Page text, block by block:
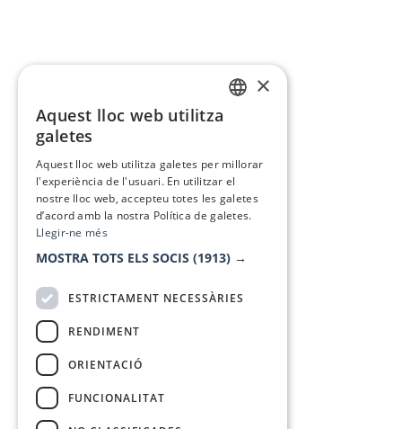
×
Aquest lloc web utilitza
galetes
Aquest lloc web utilitza galetes per millorar
l'experiència de l'usuari. En utilitzar el
nostre lloc web, accepteu totes les galetes
d’acord amb la nostra Política de galetes.
Llegir-ne més
MOSTRA TOTS ELS SOCIS (1913) →
ESTRICTAMENT NECESSÀRIES
RENDIMENT
ORIENTACIÓ
FUNCIONALITAT